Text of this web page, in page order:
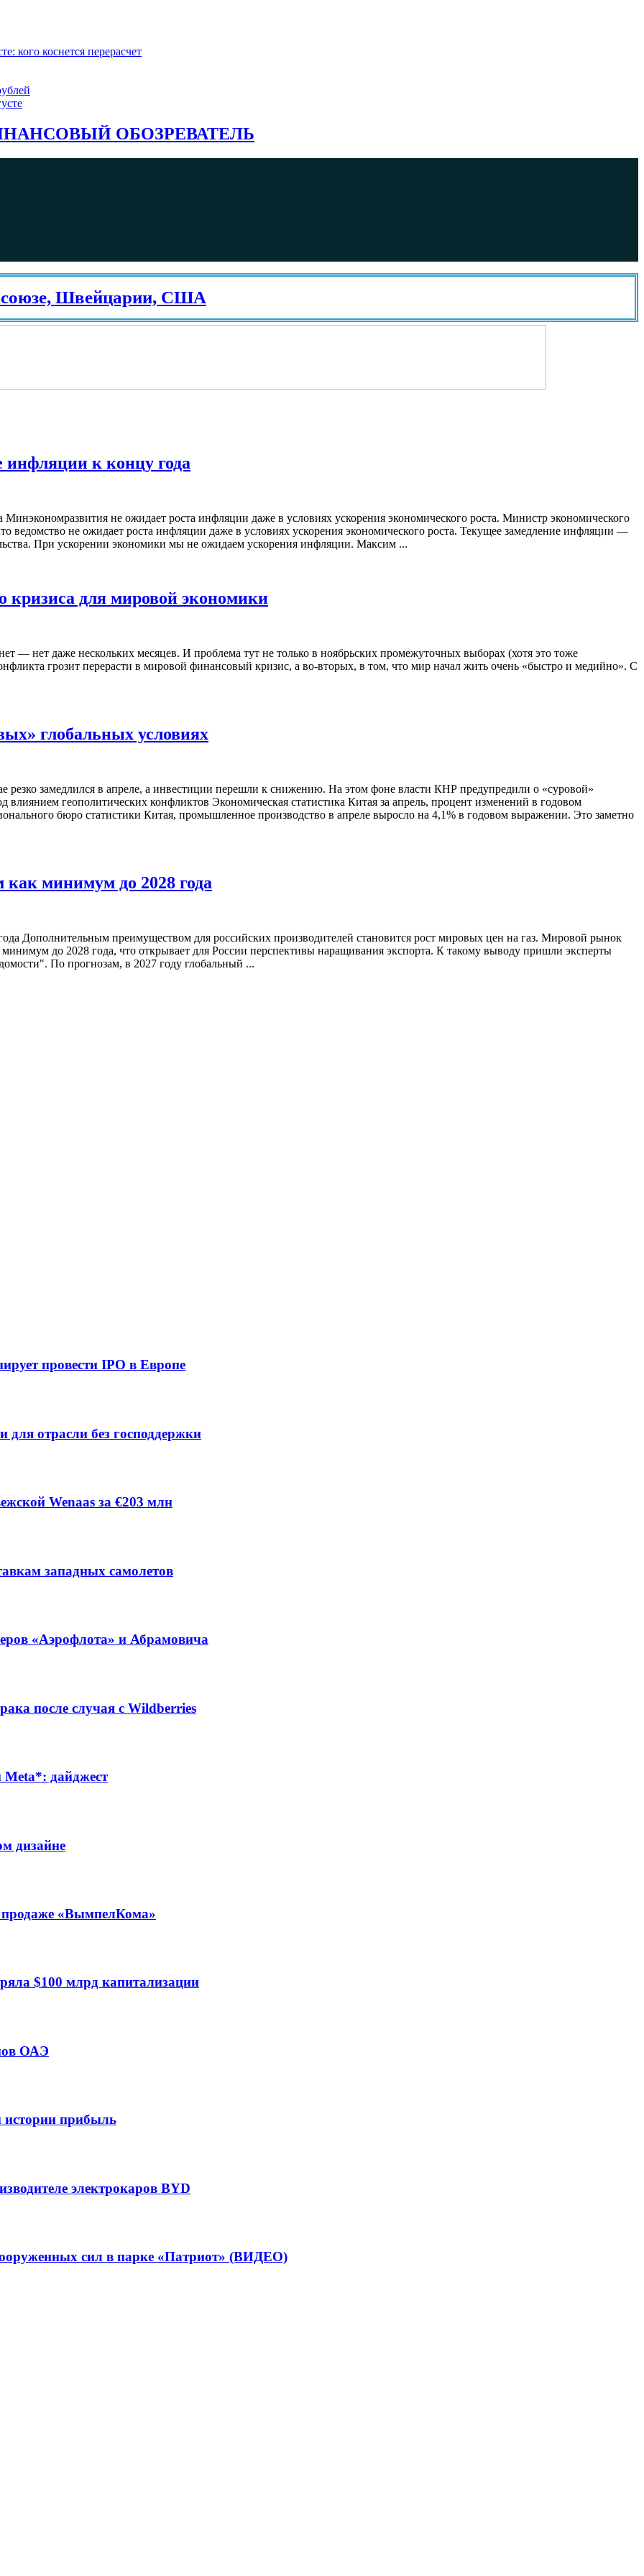
кого коснется перерасчет
ОБОЗРЕВАТЕЛЬ
Швейцарии, США
инфляции к концу года
не ожидает роста инфляции даже в условиях ускорения экономического роста. Министр экономического
ведомство не ожидает роста инфляции даже в условиях ускорения экономического роста. Текущее замедление инфляции —
При ускорении экономики мы не ожидаем ускорения инфляции. Максим ...
кризиса для мировой экономики
— нет даже нескольких месяцев. И проблема тут не только в ноябрьских промежуточных выборах (хотя это тоже
грозит перерасти в мировой финансовый кризис, а во-вторых, в том, что мир начал жить очень «быстро и медийно». С
глобальных условиях
замедлился в апреле, а инвестиции перешли к снижению. На этом фоне власти КНР предупредили о «суровой»
геополитических конфликтов Экономическая статистика Китая за апрель, процент изменений в годовом
бюро статистики Китая, промышленное производство в апреле выросло на 4,1% в годовом выражении. Это заметно
минимум до 2028 года
Дополнительным преимуществом для российских производителей становится рост мировых цен на газ. Мировой рынок
до 2028 года, что открывает для России перспективы наращивания экспорта. К такому выводу пришли эксперты
По прогнозам, в 2027 году глобальный ...
провести IPO в Европе
для отрасли без господдержки
Wenaas за €203 млн
западных самолетов
«Аэрофлота» и Абрамовича
после случая с Wildberries
дайджест
дизайне
продаже «ВымпелКома»
$100 млрд капитализации
ОАЭ
истории прибыль
электрокаров BYD
сил в парке «Патриот» (ВИДЕО)